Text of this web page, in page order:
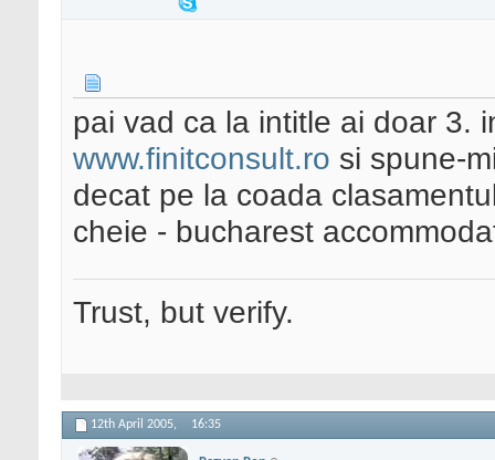
pai vad ca la intitle ai doar 3.
www.finitconsult.ro si spune-
decat pe la coada
cheie - bucharest
Trust, but verify.
12th April 2005, 16:35